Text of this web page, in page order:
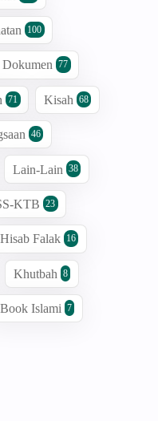
100
Dokumen 77
71 Kisah 68
46
Lain-Lain 38
KTB 23
Hisab Falak 16
Khutbah 8
Islami 7